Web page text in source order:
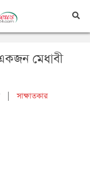
মেধাবী
|সাক্ষাতকার